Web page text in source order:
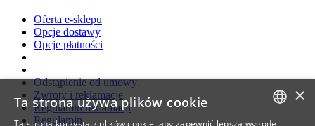
Oferta e-sklepu
Opcje dostawy
Opcje płatności
Odstąpienie od umowy
Zwroty i reklamacje
Regulamin reklamacji
Regulamin
×
Ta strona używa plików cookie
Ta strona korzysta z plików cookie, aby zapewnić lepszą wygodę